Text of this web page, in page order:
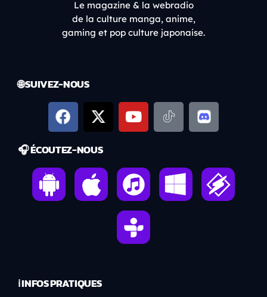
Le magazine & la webradio
de la culture manga, anime,
gaming et pop culture japonaise.
🌐 SUIVEZ-NOUS
🎧 ÉCOUTEZ-NOUS
ℹ️ INFOS PRATIQUES